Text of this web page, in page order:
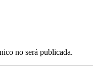
no será publicada.